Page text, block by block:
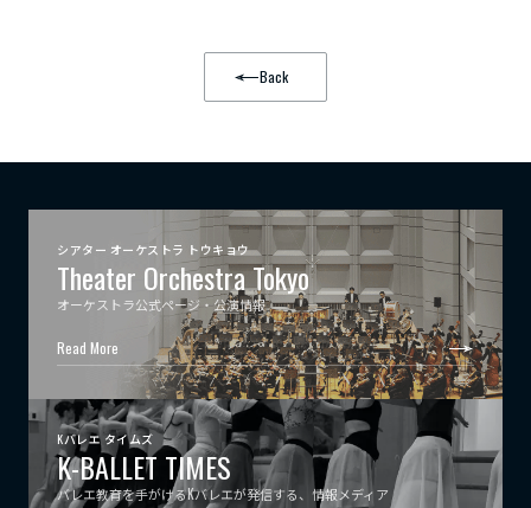
Back
シアター オーケストラ トウキョウ
Theater Orchestra Tokyo
オーケストラ公式ページ・公演情報
Read More
Kバレエ タイムズ
K-BALLET TIMES
バレエ教育を手がけるKバレエが発信する、情報メディア